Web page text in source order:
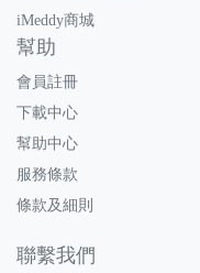
iMeddy商城
幫助
會員註冊
下載中心
幫助中心
服務條款
條款及細則
聯繫我們